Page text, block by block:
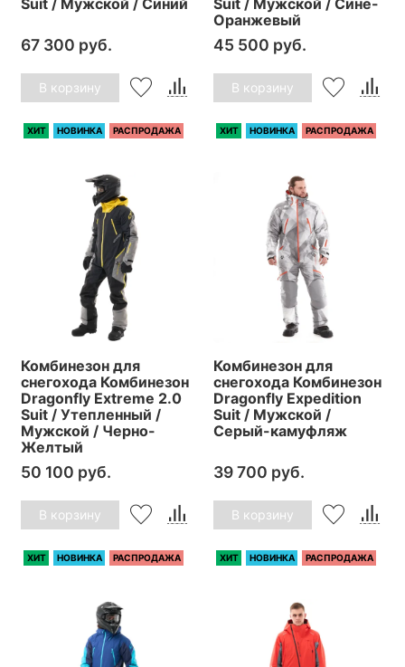
67 300 руб.
В корзину
Оранжевый
45 500 руб.
В корзину
ХИТ НОВИНКА РАСПРОДАЖА
Комбинезон для
снегохода Комбинезон
Dragonfly Extreme 2.0
Suit / Утепленный /
Мужской / Черно-
Желтый
50 100 руб.
В корзину
ХИТ НОВИНКА РАСПРОДАЖА
Комбинезон для
снегохода Комбинезон
Dragonfly Expedition
Suit / Мужской /
Серый-камуфляж
39 700 руб.
В корзину
ХИТ НОВИНКА РАСПРОДАЖА ХИТ НОВИНКА РАСПРОДАЖА